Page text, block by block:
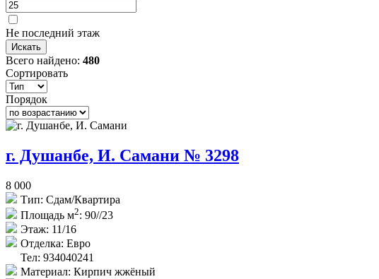
Не последний этаж
Всего найдено: 480
Сортировать
Порядок
г. Душанбе, И. Самани № 3298
8 000
Тип: Сдам/Квартира
Площадь м2: 90//23
Этаж: 11/16
Отделка: Евро
Тел: 934040241
Материал: Кирпич жжёный